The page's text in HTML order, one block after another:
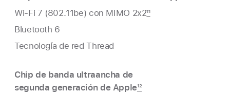
Wi‑Fi 7 (802.11be) con MIMO 2x211
Bluetooth 6
Tecnología de red Thread
Chip de banda ultraancha de
segunda generación de Apple12